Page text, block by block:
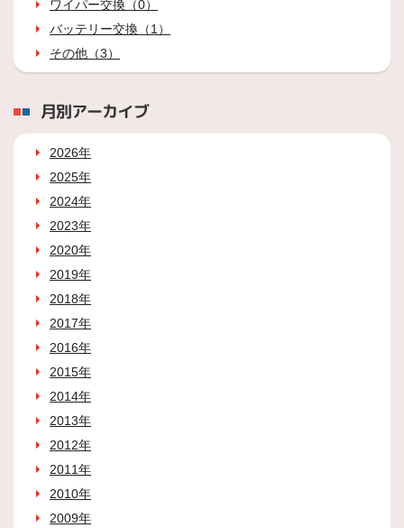
ワイパー交換（0）
バッテリー交換（1）
その他（3）
月別アーカイブ
2026年
2025年
2024年
2023年
2020年
2019年
2018年
2017年
2016年
2015年
2014年
2013年
2012年
2011年
2010年
2009年